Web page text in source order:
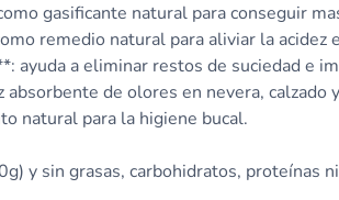
gasificante natural para conseguir
remedio natural para aliviar la acidez
ayuda a eliminar restos de suciedad e
de olores en nevera, calzado
natural para la higiene bucal.
y sin grasas, carbohidratos, proteínas